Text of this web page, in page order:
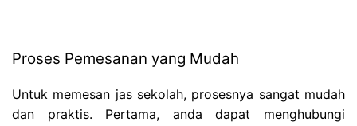
Proses Pemesanan yang Mudah
Untuk memesan jas sekolah, prosesnya sangat mudah
dan praktis. Pertama, anda dapat menghubungi